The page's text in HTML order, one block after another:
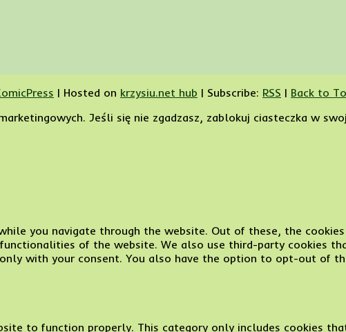
| Hosted on krzysiu.net hub | Subscribe: RSS | Back to
Jeśli się nie zgadzasz, zablokuj ciasteczka w
you navigate through the website. Out of these, the
of the website. We also use third-party cookies
with your consent. You also have the option to opt-out of
to function properly. This category only includes cookies